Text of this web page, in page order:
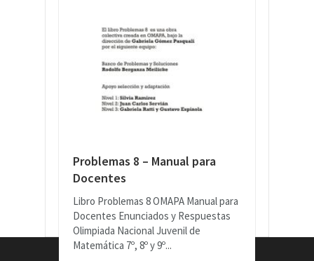
Problemas 8 – Manual para
Docentes
Libro Problemas 8 OMAPA Manual para
Docentes Enunciados y Respuestas
Olimpiada Nacional Juvenil de
Matemática 7º, 8º y 9º...